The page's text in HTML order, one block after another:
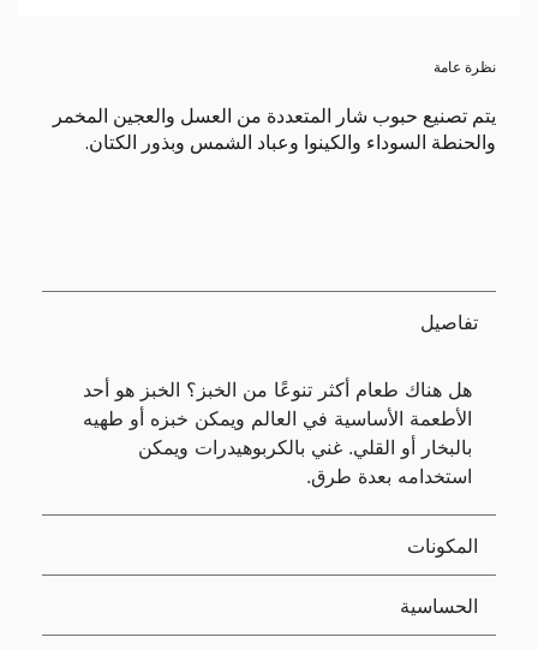
نظرة عامة
يتم تصنيع حبوب شار المتعددة من العسل والعجين المخمر
والحنطة السوداء والكينوا وعباد الشمس وبذور الكتان.
تفاصيل
هل هناك طعام أكثر تنوعًا من الخبز؟ الخبز هو أحد
الأطعمة الأساسية في العالم ويمكن خبزه أو طهيه
بالبخار أو القلي. غني بالكربوهيدرات ويمكن
استخدامه بعدة طرق.
المكونات
الحساسية